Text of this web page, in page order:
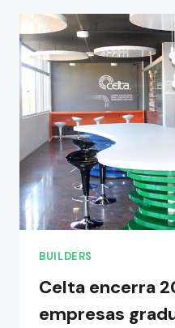
BUILDERS
Celta encerra
empresas